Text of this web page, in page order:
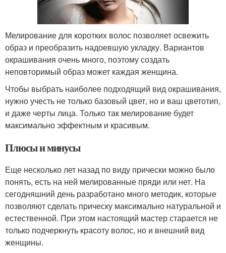
Мелирование для коротких волос позволяет освежить
образ и преобразить надоевшую укладку. Вариантов
окрашивания очень много, поэтому создать
неповторимый образ может каждая женщина.
Чтобы выбрать наиболее подходящий вид окрашивания,
нужно учесть не только базовый цвет, но и ваш цветотип,
и даже черты лица. Только так мелирование будет
максимально эффектным и красивым.
Плюсы и минусы
Еще несколько лет назад по виду прически можно было
понять, есть на ней мелированные пряди или нет. На
сегодняшний день разработано много методик, которые
позволяют сделать прическу максимально натуральной и
естественной. При этом настоящий мастер старается не
только подчеркнуть красоту волос, но и внешний вид
женщины.